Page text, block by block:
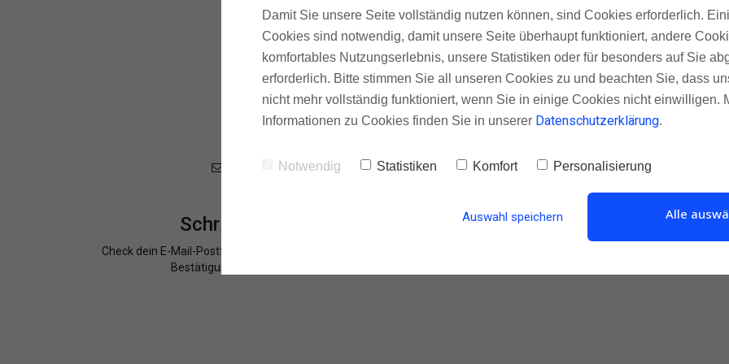
Einen Moment noch!
Bitte befolge diese 3 einfachen Schritte, um
reservieren:
Schritt 1
Check dein E-Mail-Postfach und suche meine
Bestätigungsmail.
Damit Sie unsere Seite vollständig nutzen können, sind Cookies erforderlich.
Cookies sind notwendig, damit unsere Seite überhaupt funktioniert, andere
komfortables Nutzungserlebnis, unsere Statistiken oder für besonders auf Sie
erforderlich. Bitte stimmen Sie all unseren Cookies zu und beachten Sie, dass
nicht mehr vollständig funktioniert, wenn Sie in einige Cookies nicht einwilligen.
Informationen zu Cookies finden Sie in unserer Datenschutzerklärung.
Notwendig Statistiken Komfort Personalisierung
Auswahl speichern Alle